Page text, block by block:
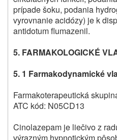
prípade šoku, podania
vyrovnanie acidózy) je k
antidotum flumazenil.
5. FARMAKOLOGICKÉ
5. 1 Farmakodynamické
Farmakoterapeutická
ATC kód: N05CD13
Cinolazepam je liečivo z
výrazným hypnotickým